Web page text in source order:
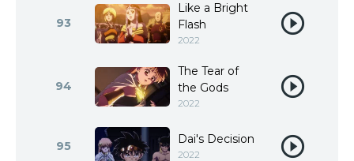
93
Like a Bright
Flash
2022
94
The Tear of
the Gods
2022
95 Dai's Decision
2022